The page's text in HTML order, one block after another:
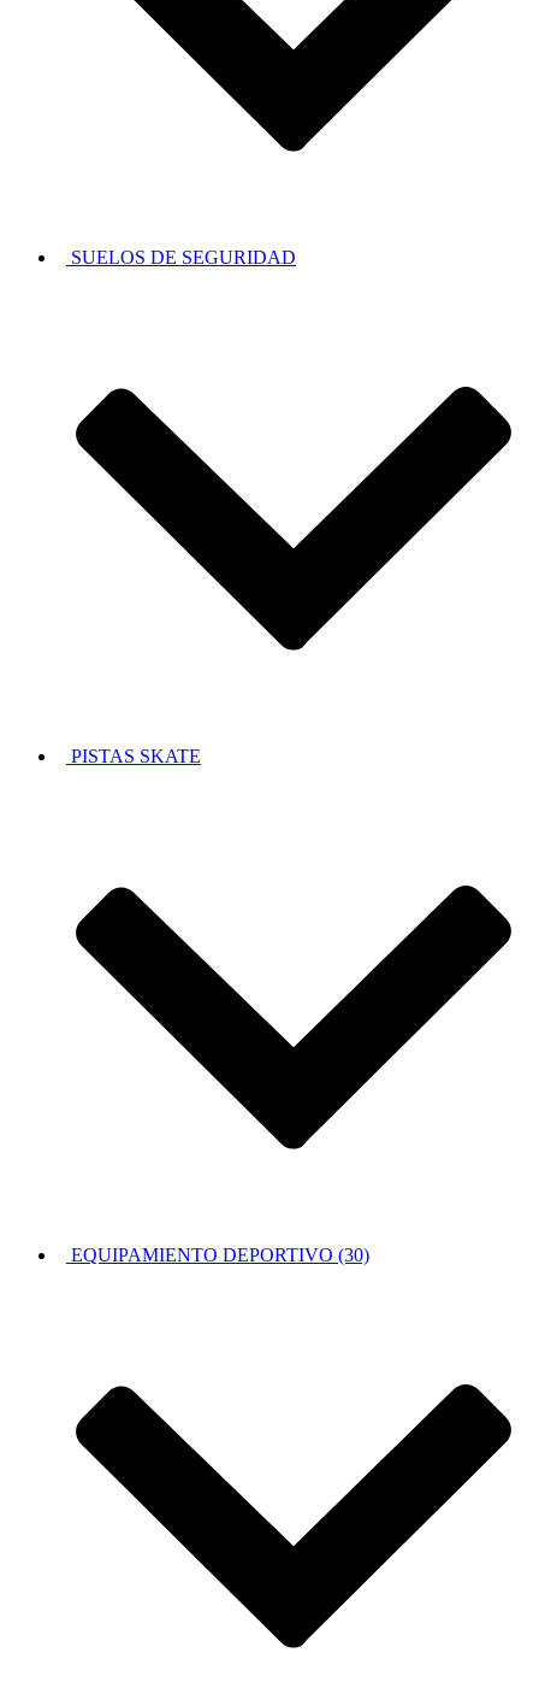
SUELOS DE SEGURIDAD
PISTAS SKATE
EQUIPAMIENTO DEPORTIVO (30)